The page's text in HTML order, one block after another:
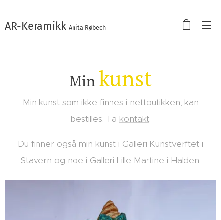
AR-Keramikk Anita Røbech
Minkunst
Min kunst som ikke finnes i nettbutikken, kan
bestilles. Ta kontakt.
Du finner også min kunst i Galleri Kunstverftet i
Stavern og noe i Galleri Lille Martine i Halden.